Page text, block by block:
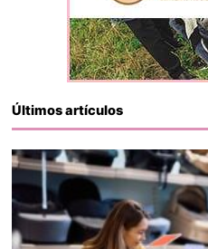
Últimos artículos